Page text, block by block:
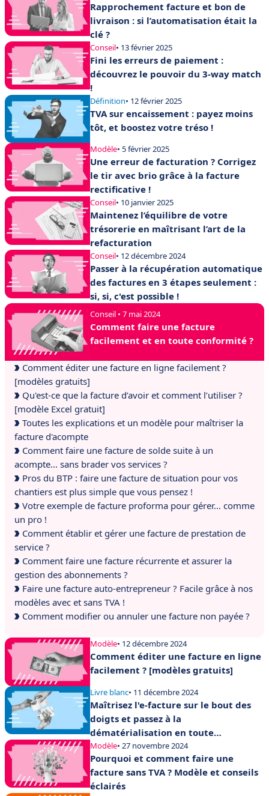
Rapprochement facture et bon de
livraison : si l’automatisation était la
clé ?
Conseil• 13 février 2025
Fini les erreurs de paiement :
découvrez le pouvoir du 3-way match
!
Définition• 12 février 2025
TVA sur encaissement : payez moins
tôt, et boostez votre tréso !
Modèle• 5 février 2025
Une erreur de facturation ? Corrigez
le tir avec brio grâce à la facture
rectificative !
Conseil• 10 janvier 2025
Maintenez l’équilibre de votre
trésorerie en maîtrisant l’art de la
refacturation
Conseil• 12 décembre 2024
Passer à la récupération automatique
des factures en 3 étapes seulement :
si, si, c'est possible !
Conseil • 7 mai 2024
Comment faire une facture
facilement et en toute conformité ?
Comment éditer une facture en ligne facilement ?
[modèles gratuits]
Qu'est-ce que la facture d’avoir et comment l’utiliser ?
[modèle Excel gratuit]
Toutes les explications et un modèle pour maîtriser la
facture d'acompte
Comment faire une facture de solde suite à un
acompte... sans brader vos services ?
Pros du BTP : faire une facture de situation pour vos
chantiers est plus simple que vous pensez !
Votre exemple de facture proforma pour gérer… comme
un pro !
Comment établir et gérer une facture de prestation de
service ?
Comment faire une facture récurrente et assurer la
gestion des abonnements ?
Faire une facture auto-entrepreneur ? Facile grâce à nos
modèles avec et sans TVA !
Comment modifier ou annuler une facture non payée ?
Modèle• 12 décembre 2024
Comment éditer une facture en ligne
facilement ? [modèles gratuits]
Livre blanc• 11 décembre 2024
Maîtrisez l'e-facture sur le bout des
doigts et passez à la
dématérialisation en toute
conformité
Modèle• 27 novembre 2024
Pourquoi et comment faire une
facture sans TVA ? Modèle et conseils
éclairés